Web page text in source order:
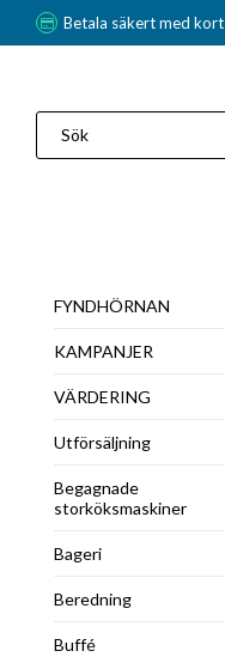
Betala säkert med kort
FYNDHÖRNAN
KAMPANJER
VÄRDERING
Utförsäljning
Begagnade
storköksmaskiner
Bageri
Beredning
Buffé